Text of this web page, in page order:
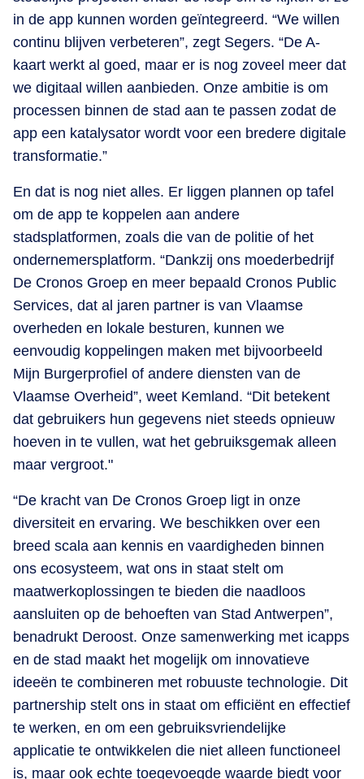
in de app kunnen worden geïntegreerd. “We willen
continu blijven verbeteren”, zegt Segers. “De A-
kaart werkt al goed, maar er is nog zoveel meer dat
we digitaal willen aanbieden. Onze ambitie is om
processen binnen de stad aan te passen zodat de
app een katalysator wordt voor een bredere digitale
transformatie.”
En dat is nog niet alles. Er liggen plannen op tafel
om de app te koppelen aan andere
stadsplatformen, zoals die van de politie of het
ondernemersplatform. “Dankzij ons moederbedrijf
De Cronos Groep en meer bepaald Cronos Public
Services, dat al jaren partner is van Vlaamse
overheden en lokale besturen, kunnen we
eenvoudig koppelingen maken met bijvoorbeeld
Mijn Burgerprofiel of andere diensten van de
Vlaamse Overheid”, weet Kemland. “Dit betekent
dat gebruikers hun gegevens niet steeds opnieuw
hoeven in te vullen, wat het gebruiksgemak alleen
maar vergroot."
“De kracht van De Cronos Groep ligt in onze
diversiteit en ervaring. We beschikken over een
breed scala aan kennis en vaardigheden binnen
ons ecosysteem, wat ons in staat stelt om
maatwerkoplossingen te bieden die naadloos
aansluiten op de behoeften van Stad Antwerpen”,
benadrukt Deroost. Onze samenwerking met icapps
en de stad maakt het mogelijk om innovatieve
ideeën te combineren met robuuste technologie. Dit
partnership stelt ons in staat om efficiënt en effectief
te werken, en om een gebruiksvriendelijke
applicatie te ontwikkelen die niet alleen functioneel
is, maar ook echte toegevoegde waarde biedt voor